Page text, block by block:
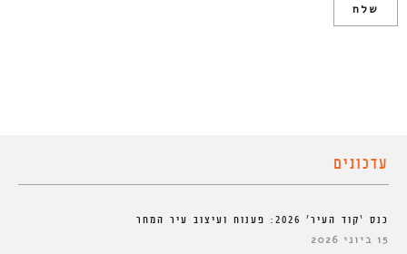
עדכונים
כנס ‘קוד העיר’ 2026: פענוח ועיצוב עיר המחר
15 ביוני 2026